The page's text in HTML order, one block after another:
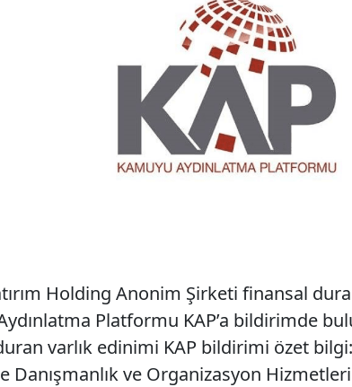
Holding Anonim Şirketi finansal
Platformu KAP’a bildirimde
varlık edinimi KAP bildirimi özet
Danışmanlık ve Organizasyon Hizmetleri